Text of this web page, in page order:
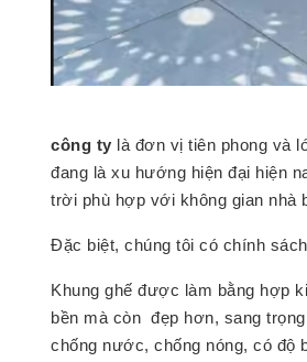
công ty là đơn vị tiên phong và
đang là xu hướng hiện đại hiện
trời phù hợp với không gian nhà
Đặc biệt, chúng tôi có chính
Khung ghế được làm bằng hợp
bền mà còn đẹp hơn, sang
chống nước, chống nóng, có độ